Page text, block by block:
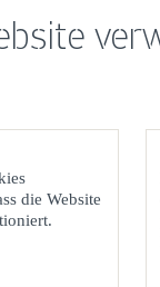
die Website